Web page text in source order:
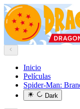
Inicio
Películas
Spider-Man:
Dark